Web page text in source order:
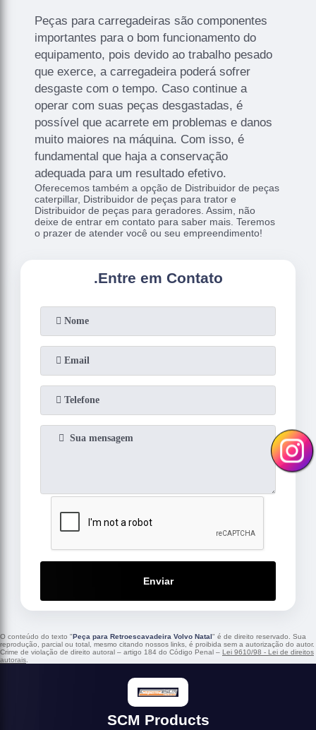
Peças para carregadeiras são componentes
importantes para o bom funcionamento do
equipamento, pois devido ao trabalho pesado
que exerce, a carregadeira poderá sofrer
desgaste com o tempo. Caso continue a
operar com suas peças desgastadas, é
possível que acarrete em problemas e danos
muito maiores na máquina. Com isso, é
fundamental que haja a conservação
adequada para um resultado efetivo.
Oferecemos também a opção de Distribuidor de peças
caterpillar, Distribuidor de peças para trator e
Distribuidor de peças para geradores. Assim, não
deixe de entrar em contato para saber mais. Teremos
o prazer de atender você ou seu empreendimento!
.Entre em Contato
Enviar
O conteúdo do texto "Peça para Retroescavadeira Volvo Natal" é de direito reservado. Sua
reprodução, parcial ou total, mesmo citando nossos links, é proibida sem a autorização do autor.
Crime de violação de direito autoral – artigo 184 do Código Penal – Lei 9610/98 - Lei de direitos
autorais.
SCM Products